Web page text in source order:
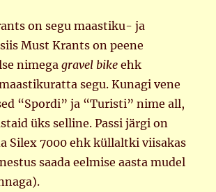
on segu maastiku- ja
Must Krants on peene
nimegagravel bike ehk
segu. Kunagi vene
“Spordi” ja “Turisti” nime all,
üks selline. Passi järgi on
Silex 7000 ehk küllaltki viisakas
saada eelmise aasta mudel